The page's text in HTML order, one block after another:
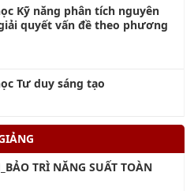
Kỹ năng phân tích nguyên
quyết vấn đề theo phương
Tư duy sáng tạo
TRÌ NĂNG SUẤT TOÀN